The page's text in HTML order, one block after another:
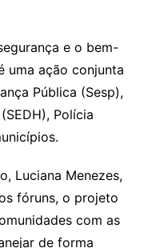
e o bem-
uma ação conjunta
Pública (Sesp),
Polícia
Luciana Menezes,
fóruns, o projeto
com as
de forma